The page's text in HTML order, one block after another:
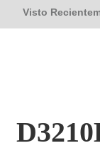
Visto